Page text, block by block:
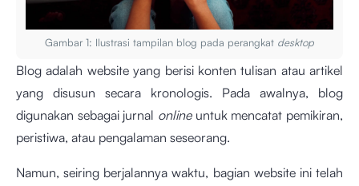
Gambar 1: Ilustrasi tampilan blog pada perangkat desktop
Blog adalah website yang berisi konten tulisan atau artikel
yang disusun secara kronologis. Pada awalnya, blog
digunakan sebagai jurnal online untuk mencatat pemikiran,
peristiwa, atau pengalaman seseorang.
Namun, seiring berjalannya waktu, bagian website ini telah